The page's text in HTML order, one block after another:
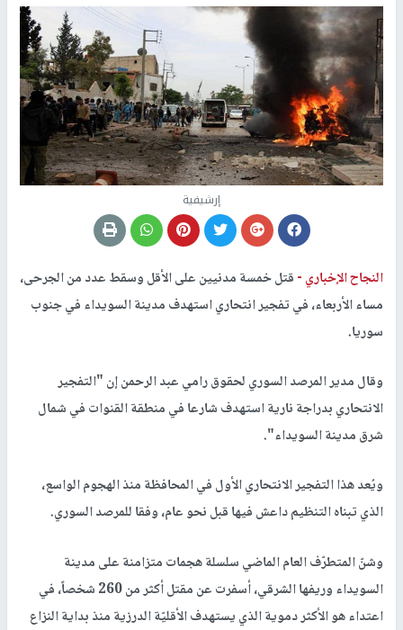
إرشيفية
النجاح الإخباري -قتل خمسة مدنيين على الأقل وسقط عدد من الجرحى،
مساء الأربعاء، في تفجير انتحاري استهدف مدينة السويداء في جنوب
سوريا.
وقال مدير المرصد السوري لحقوق رامي عبد الرحمن إن "التفجير
الانتحاري بدراجة نارية استهدف شارعا في منطقة القنوات في شمال
شرق مدينة السويداء".
ويُعد هذا التفجير الانتحاري الأول في المحافظة منذ الهجوم الواسع،
الذي تبناه التنظيم داعش فيها قبل نحو عام، وفقا للمرصد السوري.
وشنّ المتطرّف العام الماضي سلسلة هجمات متزامنة على مدينة
السويداء وريفها الشرقي، أسفرت عن مقتل أكثر من 260 شخصاً، في
اعتداء هو الأكثر دموية الذي يستهدف الأقليّة الدرزية منذ بداية النزاع